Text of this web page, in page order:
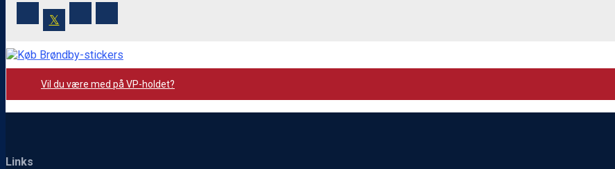
𝕏
Vil du være med på VP-holdet?
Links